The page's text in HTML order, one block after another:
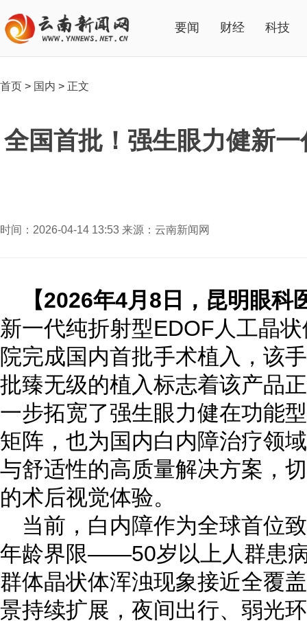
要闻 财经 科技
首页 > 国内 > 正文
全国首批！强生眼力健新
时间：2026-04-14 13:53 来源：云南新闻网
【2026年4月 8 日， 昆明眼科
新一代纯折射型EDOF人工晶
院完成国内首批手术植入，该
批臻无级的植入标志着该产品
一步拓宽了强生眼力健在功能
矩阵，也为国内白内障治疗领
与舒适性的高质量解决方案，
的术后视觉体验。
当前，白内障作为全球首位
年龄界限——50岁以上人群患
群体晶状体浑浊现象接近全覆
景持续扩展，夜间出行、弱光